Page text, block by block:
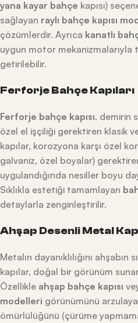
yana kayar bahçe kapısı)
sağlayan raylı bahçe kapısı
çözümlerdir. Ayrıca kanatlı
uygun motor
getirilebilir.
Ferforje Bahçe Kapıları
Ferforje bahçe kapısı, demirin
özel el işçiliği gerektiren klasik
kapılar, korozyona karşı özel
galvaniz, özel boyalar)
uygulandığında nesiller boyu
Sıklıkla estetiği tamamlayan
detaylarla zenginleştirilir.
Ahşap Desenli Metal
Metalın dayanıklılığını ahşabın
kapılar, doğal bir görünüm
Özellikle ahşap bahçe kapısı
modelleri görünümünü
ömürlülüğünü (çürüme